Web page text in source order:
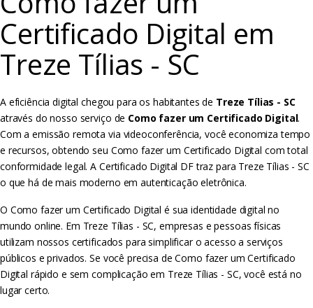
Certificado Digital em
Treze Tílias - SC
A eficiência digital chegou para os habitantes de Treze Tílias - SC
através do nosso serviço de Como fazer um Certificado Digital.
Com a emissão remota via videoconferência, você economiza tempo
e recursos, obtendo seu Como fazer um Certificado Digital com total
conformidade legal. A Certificado Digital DF traz para Treze Tílias - SC
o que há de mais moderno em autenticação eletrônica.
O Como fazer um Certificado Digital é sua identidade digital no
mundo online. Em Treze Tílias - SC, empresas e pessoas físicas
utilizam nossos certificados para simplificar o acesso a serviços
públicos e privados. Se você precisa de Como fazer um Certificado
Digital rápido e sem complicação em Treze Tílias - SC, você está no
lugar certo.